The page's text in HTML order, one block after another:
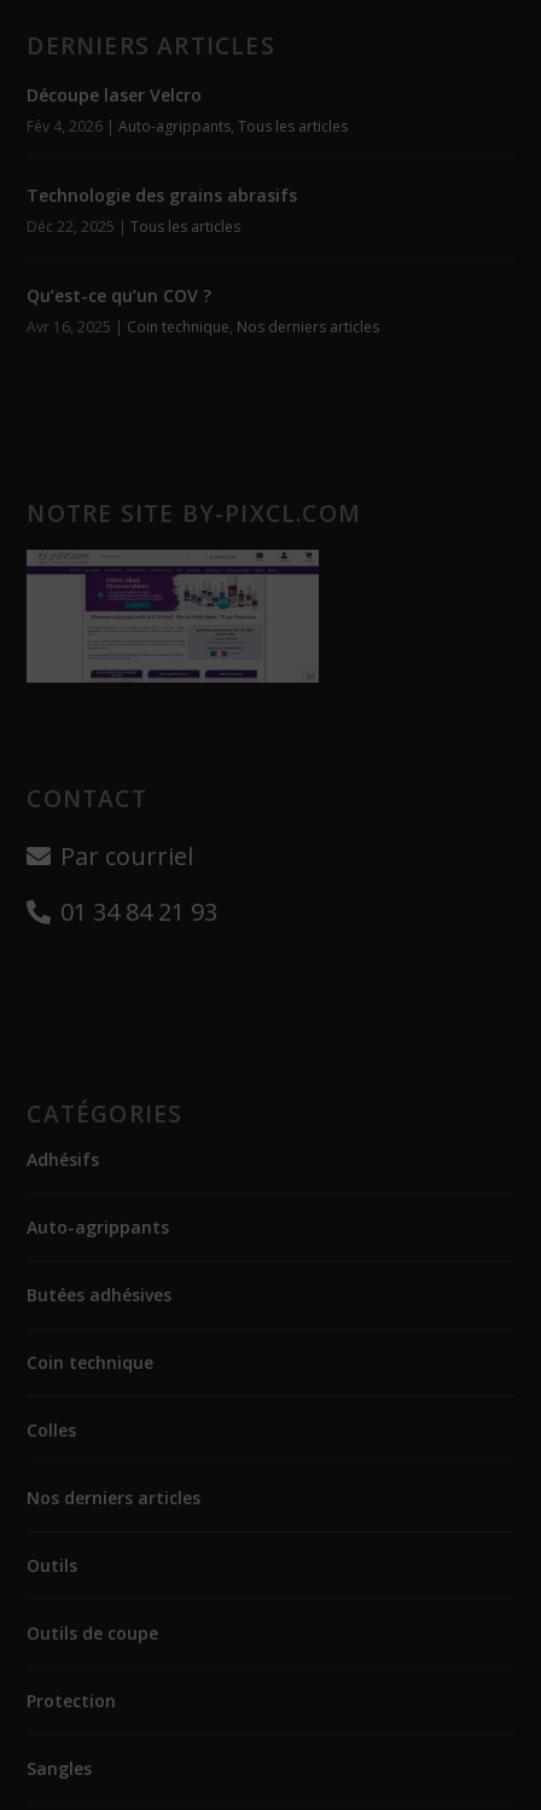
DERNIERS ARTICLES
Découpe laser Velcro
Fév 4, 2026 |Auto-agrippants,Tous les articles
Technologie des grains abrasifs
Déc 22, 2025 |Tous les articles
Qu’est-ce qu’un COV ?
Avr 16, 2025 | Coin technique, Nos derniers articles
NOTRE SITE BY-PIXCL.COM
CONTACT
Par courriel
01 34 84 21 93
CATÉGORIES
Adhésifs
Auto-agrippants
Butées adhésives
Coin technique
Colles
Nos derniers articles
Outils
Outils de coupe
Protection
Sangles